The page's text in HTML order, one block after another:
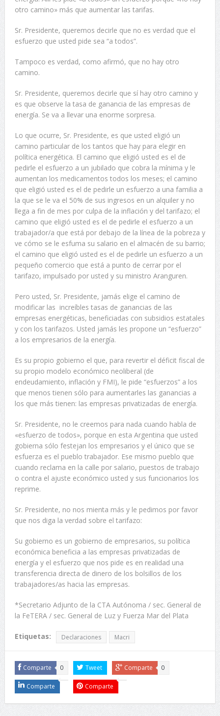
otro camino» más que aumentar las tarifas.
Sr. Presidente, queremos decirle que no es verdad que el
esfuerzo que usted pide sea “a todos”.
Tampoco es verdad, como afirmó, que no hay otro
camino.
Sr. Presidente, queremos decirle que sí hay otro camino y
es que observe la tasa de ganancia de las empresas de
energía. Se va a llevar una enorme sorpresa.
Lo que ocurre, Sr. Presidente, es que usted eligió un
camino particular de los tantos que hay para elegir en
política energética. El camino que eligió usted es el de
pedirle el esfuerzo a un jubilado que cobra la mínima y le
aumentan los medicamentos todos los meses; el camino
que eligió usted es el de pedirle un esfuerzo a una familia a
la que se le va el 50% de sus ingresos en un alquiler y no
llega a fin de mes por culpa de la inflación y del tarifazo; el
camino que eligió usted es el de pedirle el esfuerzo a un
trabajador/a que está por debajo de la línea de la pobreza y
ve cómo se le esfuma su salario en el almacén de su barrio;
el camino que eligió usted es el de pedirle un esfuerzo a un
pequeño comercio que está a punto de cerrar por el
tarifazo, impulsado por usted y su ministro Aranguren.
Pero usted, Sr. Presidente, jamás elige el camino de
modificar las increíbles tasas de ganancias de las
empresas energéticas, beneficiadas con subsidios estatales
y con los tarifazos. Usted jamás les propone un “esfuerzo”
a los empresarios de la energía.
Es su propio gobierno el que, para revertir el déficit fiscal de
su propio modelo económico neoliberal (de
endeudamiento, inflación y FMI), le pide “esfuerzos” a los
que menos tienen sólo para aumentarles las ganancias a
los que más tienen: las empresas privatizadas de energía.
Sr. Presidente, no le creemos para nada cuando habla de
«esfuerzo de todos», porque en esta Argentina que usted
gobierna sólo festejan los empresarios y el único que se
esfuerza es el pueblo trabajador. Ese mismo pueblo que
cuando reclama en la calle por salario, puestos de trabajo
o contra el ajuste económico usted y sus funcionarios los
reprime.
Sr. Presidente, no nos mienta más y le pedimos por favor
que nos diga la verdad sobre el tarifazo:
Su gobierno es un gobierno de empresarios, su política
económica beneficia a las empresas privatizadas de
energía y el esfuerzo que nos pide es en realidad una
transferencia directa de dinero de los bolsillos de los
trabajadores/as hacia las empresas.
*Secretario Adjunto de la CTA Autónoma / sec. General de
la FeTERA / sec. General de Luz y Fuerza Mar del Plata
Etiquetas: Declaraciones Macri
Comparte 0 Tweet Comparte 0
Comparte Comparte